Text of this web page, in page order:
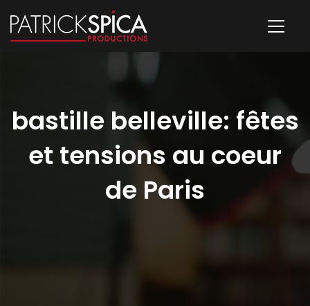
bastille belleville: fêtes
et tensions au coeur
de Paris